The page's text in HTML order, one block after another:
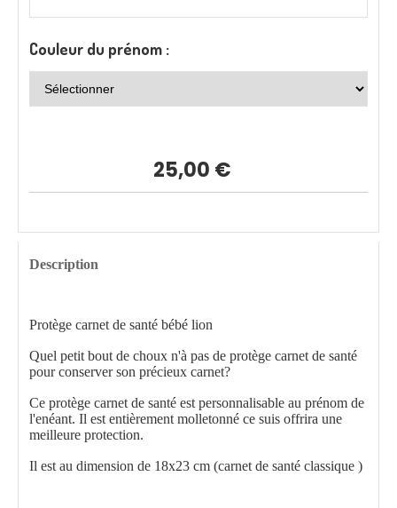
Couleur du prénom :
25,00 €
Description
Protège carnet de santé bébé lion
Quel petit bout de choux n'à pas de protège carnet de santé
pour conserver son précieux carnet?
Ce protège carnet de santé est personnalisable au prénom de
l'enéant. Il est entièrement molletonné ce suis offrira une
meilleure protection.
Il est au dimension de 18x23 cm (carnet de santé classique )